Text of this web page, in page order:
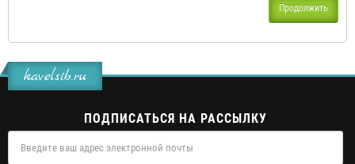
Продолжить
kavelsib.ru
ПОДПИСАТЬСЯ НА РАССЫЛКУ